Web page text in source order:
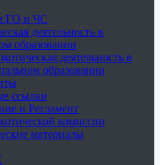
ГО и ЧС
деятельность в
образовании
деятельность в
образовании
ссылки
и Регламент
комиссии
материалы